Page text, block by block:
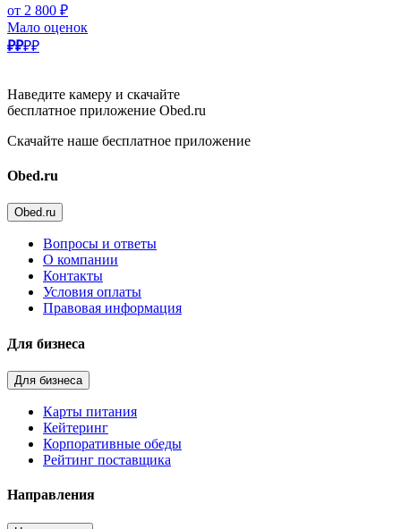
от 2 800 ₽
Мало оценок
₽₽₽₽
Наведите камеру и скачайте
бесплатное приложение Obed.ru
Скачайте наше бесплатное приложение
Obed.ru
Obed.ru
Вопросы и ответы
О компании
Контакты
Условия оплаты
Правовая информация
Для бизнеса
Для бизнеса
Карты питания
Кейтеринг
Корпоративные обеды
Рейтинг поставщика
Направления